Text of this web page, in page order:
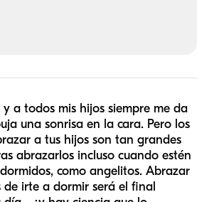
a todos mis hijos siempre me da
una sonrisa en la cara. Pero los
a tus hijos son tan grandes
abrazarlos incluso cuando estén
como angelitos. Abrazar
de irte a dormir será el final